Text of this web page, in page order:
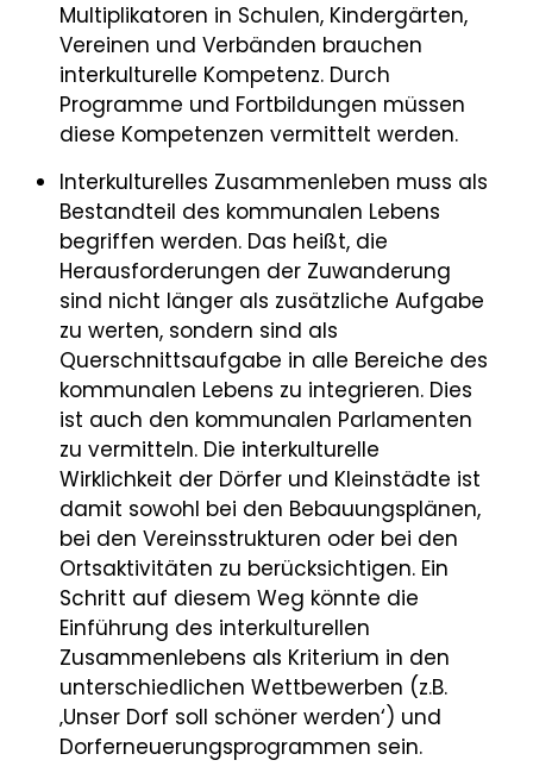
Multiplikatoren in Schulen, Kindergärten,
Vereinen und Verbänden brauchen
interkulturelle Kompetenz. Durch
Programme und Fortbildungen müssen
diese Kompetenzen vermittelt werden.
Interkulturelles Zusammenleben muss als
Bestandteil des kommunalen Lebens
begriffen werden. Das heißt, die
Herausforderungen der Zuwanderung
sind nicht länger als zusätzliche Aufgabe
zu werten, sondern sind als
Querschnittsaufgabe in alle Bereiche des
kommunalen Lebens zu integrieren. Dies
ist auch den kommunalen Parlamenten
zu vermitteln. Die interkulturelle
Wirklichkeit der Dörfer und Kleinstädte ist
damit sowohl bei den Bebauungsplänen,
bei den Vereinsstrukturen oder bei den
Ortsaktivitäten zu berücksichtigen. Ein
Schritt auf diesem Weg könnte die
Einführung des interkulturellen
Zusammenlebens als Kriterium in den
unterschiedlichen Wettbewerben (z.B.
‚Unser Dorf soll schöner werden‘) und
Dorferneuerungsprogrammen sein.